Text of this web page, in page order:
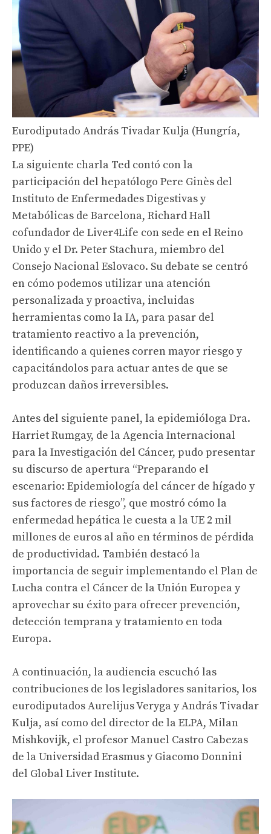
Eurodiputado András Tivadar Kulja (Hungría,
PPE)
La siguiente charla Ted contó con la
participación del hepatólogo Pere Ginès del
Instituto de Enfermedades Digestivas y
Metabólicas de Barcelona, ​​Richard Hall
cofundador de Liver4Life con sede en el Reino
Unido y el Dr. Peter Stachura, miembro del
Consejo Nacional Eslovaco. Su debate se centró
en cómo podemos utilizar una atención
personalizada y proactiva, incluidas
herramientas como la IA, para pasar del
tratamiento reactivo a la prevención,
identificando a quienes corren mayor riesgo y
capacitándolos para actuar antes de que se
produzcan daños irreversibles.
Antes del siguiente panel, la epidemióloga Dra.
Harriet Rumgay, de la Agencia Internacional
para la Investigación del Cáncer, pudo presentar
su discurso de apertura “Preparando el
escenario: Epidemiología del cáncer de hígado y
sus factores de riesgo”, que mostró cómo la
enfermedad hepática le cuesta a la UE 2 mil
millones de euros al año en términos de pérdida
de productividad. También destacó la
importancia de seguir implementando el Plan de
Lucha contra el Cáncer de la Unión Europea y
aprovechar su éxito para ofrecer prevención,
detección temprana y tratamiento en toda
Europa.
A continuación, la audiencia escuchó las
contribuciones de los legisladores sanitarios, los
eurodiputados Aurelijus Veryga y András Tivadar
Kulja, así como del director de la ELPA, Milan
Mishkovijk, el profesor Manuel Castro Cabezas
de la Universidad Erasmus y Giacomo Donnini
del Global Liver Institute.